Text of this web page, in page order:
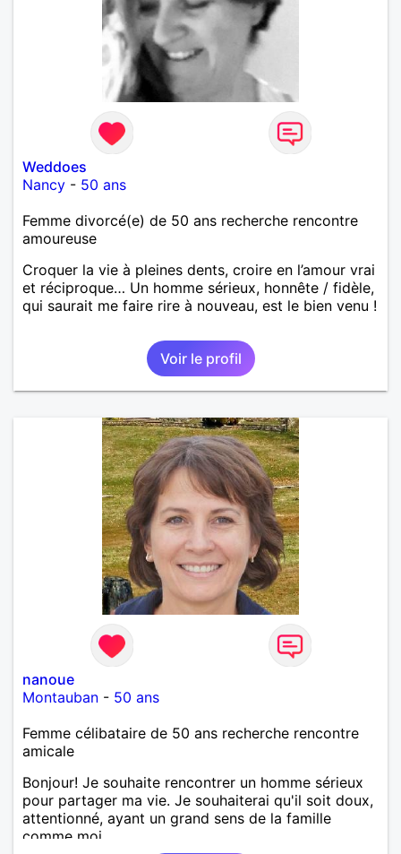
Weddoes
Nancy - 50 ans
Femme divorcé(e) de 50 ans recherche rencontre
amoureuse
Croquer la vie à pleines dents, croire en l’amour vrai
et réciproque… Un homme sérieux, honnête / fidèle,
qui saurait me faire rire à nouveau, est le bien venu !
Voir le profil
nanoue
Montauban - 50 ans
Femme célibataire de 50 ans recherche rencontre
amicale
Bonjour! Je souhaite rencontrer un homme sérieux
pour partager ma vie. Je souhaiterai qu'il soit doux,
attentionné, ayant un grand sens de la famille
comme moi.